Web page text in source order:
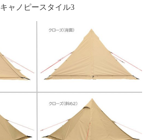
キャノピースタイル3